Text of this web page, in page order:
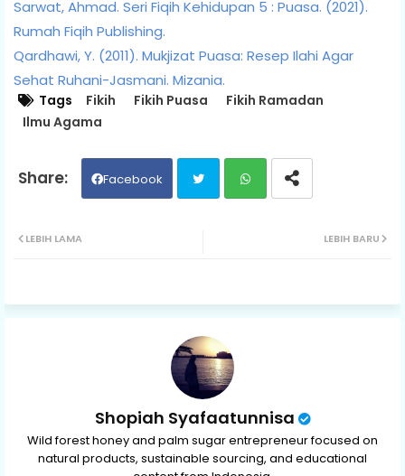
Sarwat, Ahmad. Seri Fiqih Kehidupan 5 : Puasa. (2021).
Rumah Fiqih Publishing.
Qardhawi, Y. (2011). Mukjizat Puasa: Resep Ilahi Agar
Sehat Ruhani-Jasmani. Mizania.
Tags Fikih Fikih Puasa
Fikih Ramadan
Ilmu Agama
Facebook
ap
LEBIH BARU
LEBIH LAMA
Shopiah Syafaatunnisa
Wild forest honey and palm sugar entrepreneur focused on
natural products, sustainable sourcing, and educational